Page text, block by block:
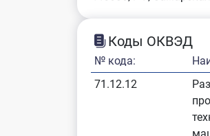
Коды ОКВЭД
№ кода:
71.12.12